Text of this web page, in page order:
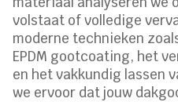
volstaat of volledige
moderne technieken
EPDM gootcoating, het
en het vakkundig lassen
we ervoor dat jouw